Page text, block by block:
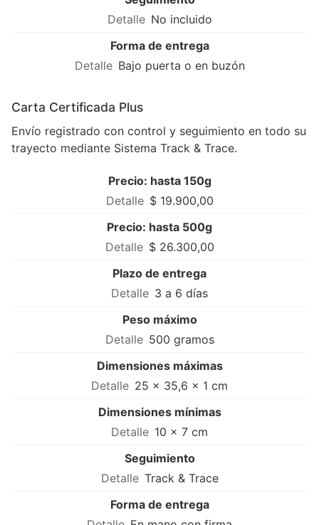
No incluido
Forma de entrega
Bajo puerta o en buzón
Carta Certificada Plus
Envío registrado con control y seguimiento en todo su
trayecto mediante Sistema Track & Trace.
Precio: hasta 150g
$ 19.900,00
Precio: hasta 500g
$ 26.300,00
Plazo de entrega
3 a 6 días
Peso máximo
500 gramos
Dimensiones máximas
25 × 35,6 × 1 cm
Dimensiones mínimas
10 × 7 cm
Seguimiento
Track & Trace
Forma de entrega